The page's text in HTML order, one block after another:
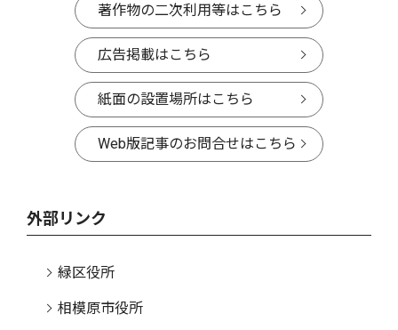
著作物の二次利用等はこちら
広告掲載はこちら
紙面の設置場所はこちら
Web版記事のお問合せはこちら
外部リンク
緑区役所
相模原市役所